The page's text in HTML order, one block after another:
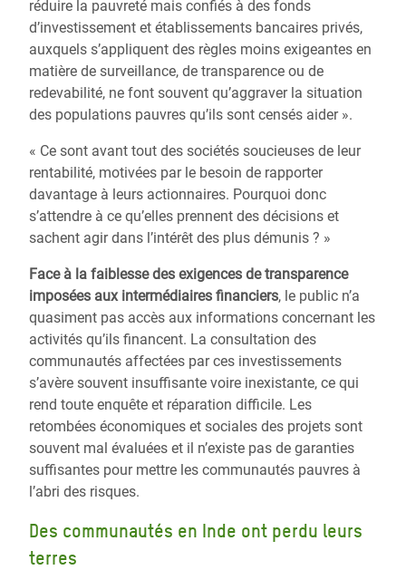
réduire la pauvreté mais confiés à des fonds
d’investissement et établissements bancaires privés,
auxquels s’appliquent des règles moins exigeantes en
matière de surveillance, de transparence ou de
redevabilité, ne font souvent qu’aggraver la situation
des populations pauvres qu’ils sont censés aider ».
« Ce sont avant tout des sociétés soucieuses de leur
rentabilité, motivées par le besoin de rapporter
davantage à leurs actionnaires. Pourquoi donc
s’attendre à ce qu’elles prennent des décisions et
sachent agir dans l’intérêt des plus démunis ? »
Face à la faiblesse des exigences de transparence
imposées aux intermédiaires financiers, le public n’a
quasiment pas accès aux informations concernant les
activités qu’ils financent. La consultation des
communautés affectées par ces investissements
s’avère souvent insuffisante voire inexistante, ce qui
rend toute enquête et réparation difficile. Les
retombées économiques et sociales des projets sont
souvent mal évaluées et il n’existe pas de garanties
suffisantes pour mettre les communautés pauvres à
l’abri des risques.
Des communautés en Inde ont perdu leurs
terres